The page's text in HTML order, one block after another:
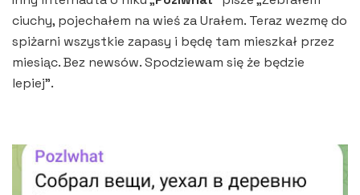
ciuchy, pojechałem na wieś za Urałem. Teraz wezmę do
spiżarni wszystkie zapasy i będę tam mieszkał przez
miesiąc. Bez newsów. Spodziewam się że będzie
lepiej”.